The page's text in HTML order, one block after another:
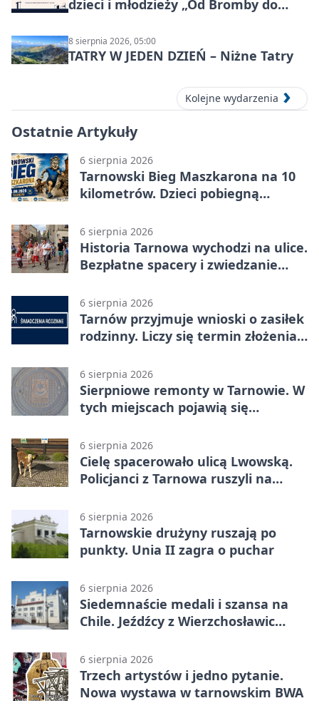
dzieci i młodzieży „Od Bromby do
8 sierpnia 2026, 05:00
TATRY W JEDEN DZIEŃ – Niżne Tatry
Kolejne wydarzenia
Ostatnie Artykuły
6 sierpnia 2026
Tarnowski Bieg Maszkarona na 10
kilometrów. Dzieci pobiegną
6 sierpnia 2026
Historia Tarnowa wychodzi na ulice.
Bezpłatne spacery i zwiedzanie
6 sierpnia 2026
Tarnów przyjmuje wnioski o zasiłek
rodzinny. Liczy się termin złożenia
6 sierpnia 2026
Sierpniowe remonty w Tarnowie. W
tych miejscach pojawią się
6 sierpnia 2026
Cielę spacerowało ulicą Lwowską.
Policjanci z Tarnowa ruszyli na
6 sierpnia 2026
Tarnowskie drużyny ruszają po
punkty. Unia II zagra o puchar
6 sierpnia 2026
Siedemnaście medali i szansa na
Chile. Jeźdźcy z Wierzchosławic
6 sierpnia 2026
Trzech artystów i jedno pytanie.
Nowa wystawa w tarnowskim BWA